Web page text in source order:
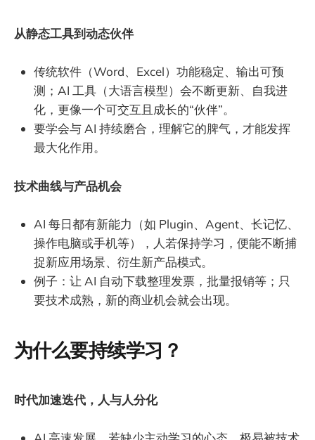
从静态工具到动态伙伴
传统软件（Word、Excel）功能稳定、输出可预
测；AI 工具（大语言模型）会不断更新、自我进
化，更像一个可交互且成长的“伙伴”。
要学会与 AI 持续磨合，理解它的脾气，才能发挥
最大化作用。
技术曲线与产品机会
AI 每日都有新能力（如 Plugin、Agent、长记忆、
操作电脑或手机等），人若保持学习，便能不断捕
捉新应用场景、衍生新产品模式。
例子：让 AI 自动下载整理发票，批量报销等；只
要技术成熟，新的商业机会就会出现。
为什么要持续学习？
时代加速迭代，人与人分化